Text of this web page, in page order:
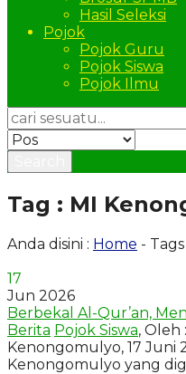
Hasil Seleksi
Pojok
Pojok Guru
Pojok Siswa
Pojok Ilmu
Tag : MI
Anda disini : Home -
17
Jun 2026
Berbekal Al-Qur’an,
Berita Pojok Siswa,
Kenongomulyo, 17 Juni
Kenongomulyo yang